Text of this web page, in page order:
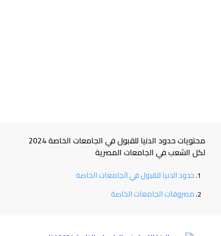
محتويات حدود الدنيا للقبول في الجامعات الخاصة 2024
لكل الشعب في الجامعات المصرية
حدود الدنيا للقبول في الجامعات الخاصة
مصروفات الجامعات الخاصة